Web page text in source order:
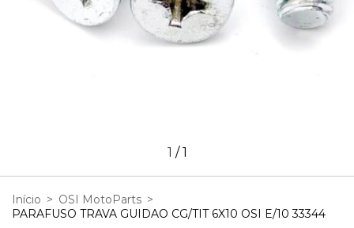
1 /1
Início > OSI MotoParts >
PARAFUSO TRAVA GUIDAO CG/TIT 6X10 OSI E/10 33344